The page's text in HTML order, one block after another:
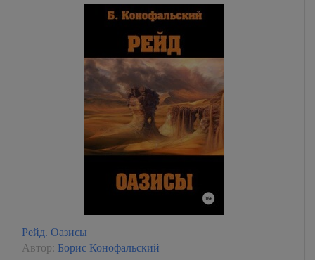
Рейд. Оазисы
Автор: Борис Конофальский